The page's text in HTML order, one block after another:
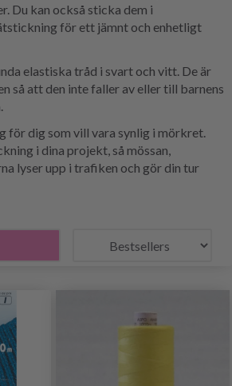
Du kan också sticka dem i
för ett jämnt och enhetligt
elastiska tråd i svart och vitt. De är
så att den inte faller av eller till barnens
för dig som vill vara synlig i mörkret.
i dina projekt, så mössan,
lyser upp i trafiken och gör din tur